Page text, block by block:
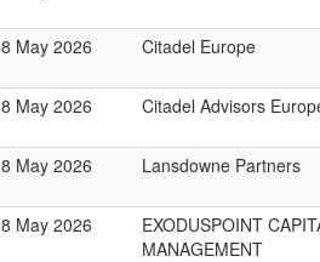
8 May 2026 Citadel Europe
8 May 2026 Citadel Advisors
8 May 2026 Lansdowne Partners
8 May 2026
EXODUSPOINT
MANAGEMENT